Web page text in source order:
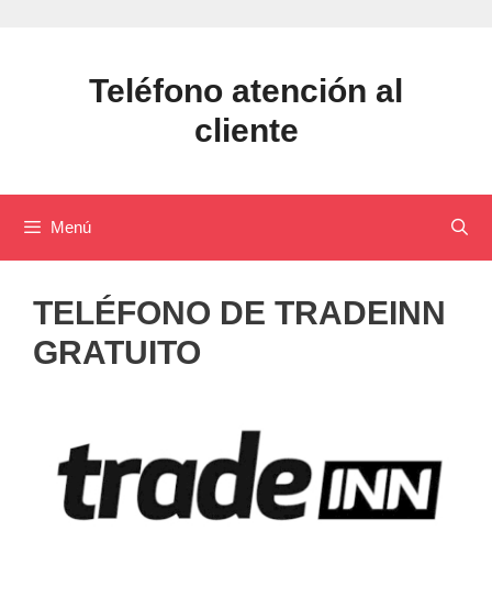
Teléfono atención al
cliente
Menú
TELÉFONO DE TRADEINN
GRATUITO